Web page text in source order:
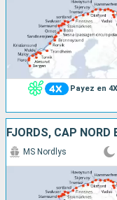
Payez en 4X
FJORDS, CAP NORD
MS Nordlys